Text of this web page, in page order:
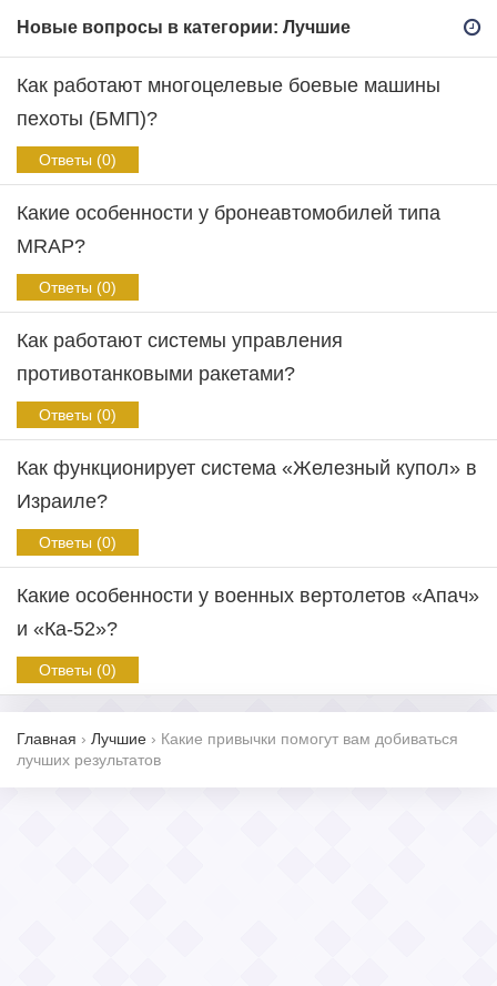
Новые вопросы в категории: Лучшие
Как работают многоцелевые боевые машины
пехоты (БМП)?
Ответы (0)
Какие особенности у бронеавтомобилей типа
MRAP?
Ответы (0)
Как работают системы управления
противотанковыми ракетами?
Ответы (0)
Как функционирует система «Железный купол» в
Израиле?
Ответы (0)
Какие особенности у военных вертолетов «Апач»
и «Ка-52»?
Ответы (0)
Главная › Лучшие › Какие привычки помогут вам добиваться
лучших результатов